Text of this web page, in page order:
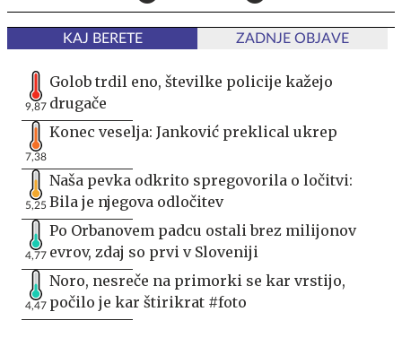
KAJ BERETE ZADNJE OBJAVE
9,87
Golob trdil eno, številke policije kažejo
drugače
7,38
Konec veselja: Janković preklical ukrep
5,25
Naša pevka odkrito spregovorila o ločitvi:
Bila je njegova odločitev
4,77
Po Orbanovem padcu ostali brez milijonov
evrov, zdaj so prvi v Sloveniji
4,47
Noro, nesreče na primorki se kar vrstijo,
počilo je kar štirikrat #foto